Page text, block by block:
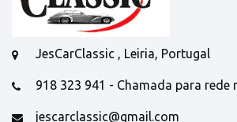
JesCarClassic , Leiria, Portugal
918 323 941 - Chamada para rede
jescarclassic@gmail.com